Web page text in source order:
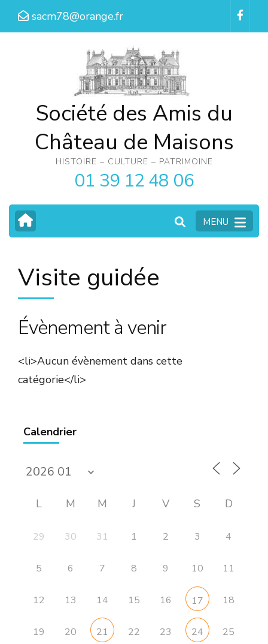
Aller
sacm78@orange.fr
Société des Amis du
Château de Maisons
HISTOIRE – CULTURE – PATRIMOINE
01 39 12 48 06
MENU
Visite guidée
Évènement à venir
<li>Aucun évènement dans cette
catégorie</li>
Calendrier
L M M J V S D
29 30 31 1 2 3 4
5 6 7 8 9 10 11
12 13 14 15 16 17 18
19 20 21 22 23 24 25